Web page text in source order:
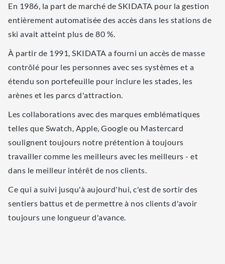
En 1986, la part de marché de SKIDATA pour la gestion
entièrement automatisée des accès dans les stations de
ski avait atteint plus de 80 %.
À partir de 1991, SKIDATA a fourni un accès de masse
contrôlé pour les personnes avec ses systèmes et a
étendu son portefeuille pour inclure les stades, les
arènes et les parcs d'attraction.
Les collaborations avec des marques emblématiques
telles que Swatch, Apple, Google ou Mastercard
soulignent toujours notre prétention à toujours
travailler comme les meilleurs avec les meilleurs - et
dans le meilleur intérêt de nos clients.
Ce qui a suivi jusqu'à aujourd'hui, c'est de sortir des
sentiers battus et de permettre à nos clients d'avoir
toujours une longueur d'avance.